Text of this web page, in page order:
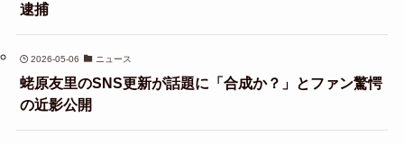
逮捕
2026-05-06 ニュース
蛯原友里のSNS更新が話題に「合成か？」とファン驚愕
の近影公開